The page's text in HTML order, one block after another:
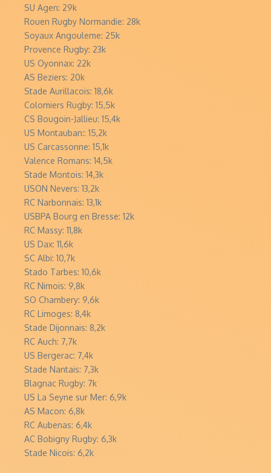
SU Agen: 29k
Rouen Rugby Normandie: 28k
Soyaux Angouleme: 25k
Provence Rugby: 23k
US Oyonnax: 22k
AS Beziers: 20k
Stade Aurillacois: 18,6k
Colomiers Rugby: 15,5k
CS Bougoin-Jallieu: 15,4k
US Montauban:: 15,2k
US Carcassonne: 15,1k
Valence Romans: 14,5k
Stade Montois: 14,3k
USON Nevers: 13,2k
RC Narbonnais: 13,1k
USBPA Bourg en Bresse: 12k
RC Massy: 11,8k
US Dax: 11,6k
SC Albi: 10,7k
Stado Tarbes: 10,6k
RC Nimois: 9,8k
SO Chambery: 9,6k
RC Limoges: 8,4k
Stade Dijonnais: 8,2k
RC Auch: 7,7k
US Bergerac: 7,4k
Stade Nantais: 7,3k
Blagnac Rugby: 7k
US La Seyne sur Mer: 6,9k
AS Macon: 6,8k
RC Aubenas: 6,4k
AC Bobigny Rugby: 6,3k
Stade Nicois: 6,2k